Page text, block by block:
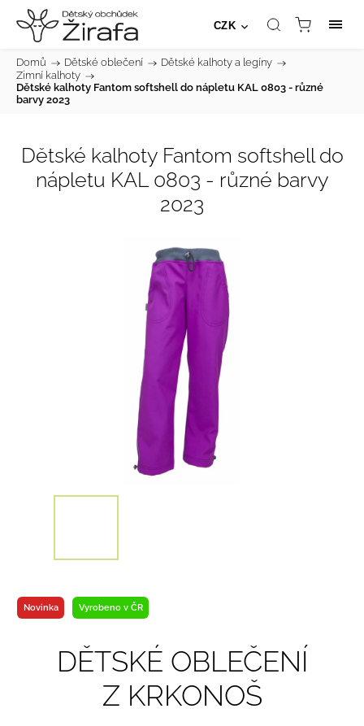
CZK
Domů / Dětské oblečení / Dětské kalhoty a legíny /
Zimní kalhoty /
Dětské kalhoty Fantom softshell do nápletu KAL 0803 - různé
barvy 2023
Dětské kalhoty Fantom softshell do
nápletu KAL 0803 - různé barvy
2023
Novinka Vyrobeno v ČR
DĚTSKÉ OBLEČENÍ
Z KRKONOŠ